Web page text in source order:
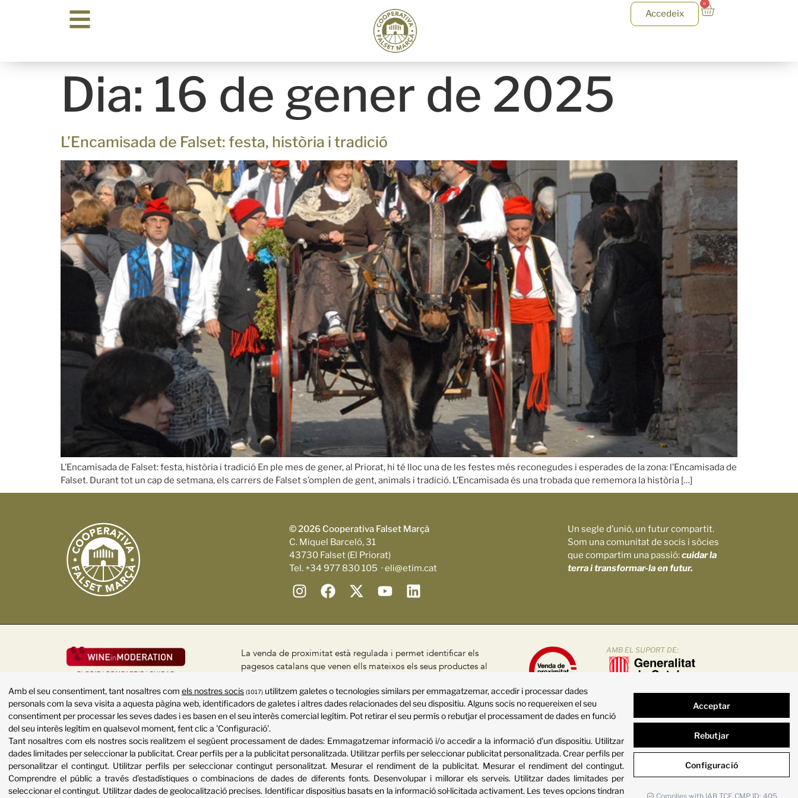
Accedeix
0
Dia: 16 de gener de 2025
L’Encamisada de Falset: festa, història i tradició
L’Encamisada de Falset: festa, història i tradició En ple mes de gener, al Priorat, hi té lloc una de les festes més reconegudes i esperades de la zona: l’Encamisada de
Falset. Durant tot un cap de setmana, els carrers de Falset s’omplen de gent, animals i tradició. L’Encamisada és una trobada que rememora la història […]
© 2026 Cooperativa Falset Marçà
C. Miquel Barceló, 31
43730 Falset (El Priorat)
Tel. +34 977 830 105 · eli@etim.cat
Un segle d’unió, un futur compartit.
Som una comunitat de socis i sòcies
que compartim una passió:cuidar la
terra i transformar-la en futur.
La venda de proximitat està regulada i permet identificar els
pagesos catalans que venen ells mateixos els seus productes al
Política de qualitatDeclaració d'accessibilitatSitemap
AMB EL SUPORT DE:
Amb el seu consentiment, tant nosaltres com els nostres socis (1017) utilitzem galetes o tecnologies similars per emmagatzemar, accedir i processar dades
personals com la seva visita a aquesta pàgina web, identificadors de galetes i altres dades relacionades del seu dispositiu. Alguns socis no requereixen el seu
consentiment per processar les seves dades i es basen en el seu interès comercial legítim. Pot retirar el seu permís o rebutjar el processament de dades en funció
del seu interès legítim en qualsevol moment, fent clic a 'Configuració'.
Tant nosaltres com els nostres socis realitzem el següent processament de dades: Emmagatzemar informació i/o accedir a la informació d’un dispositiu. Utilitzar
dades limitades per seleccionar la publicitat. Crear perfils per a la publicitat personalitzada. Utilitzar perfils per seleccionar publicitat personalitzada. Crear perfils per
personalitzar el contingut. Utilitzar perfils per seleccionar contingut personalitzat. Mesurar el rendiment de la publicitat. Mesurar el rendiment del contingut.
Comprendre el públic a través d’estadístiques o combinacions de dades de diferents fonts. Desenvolupar i millorar els serveis. Utilitzar dades limitades per
seleccionar el contingut. Utilitzar dades de geolocalització precises. Identificar dispositius basats en la informació sol·licitada activament. Les teves opcions tindran
Configuració
Rebutjar
Acceptar
Complies with IAB TCF, CMP ID: 405